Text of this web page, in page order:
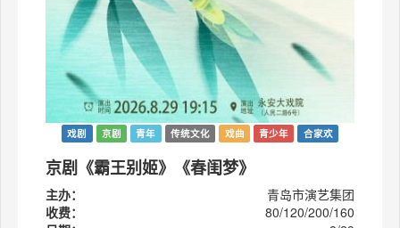
戏剧 京剧 青年 传统文化 戏曲 青少年 合家欢
京剧《霸王别姬》《春闺梦》
主办：
青岛市演艺集团
收费：
80/120/200/160